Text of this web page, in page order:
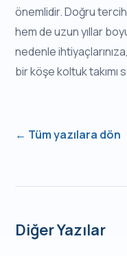
önemlidir. Doğru
hem de uzun yıllar
nedenle
bir köşe koltuk takımı
← Tüm yazılara dön
Diğer Yazılar